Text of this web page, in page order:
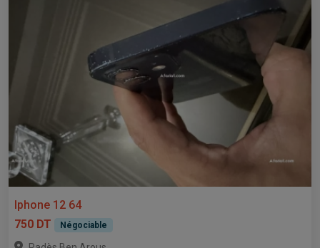
Iphone 12 64
750 DT
Négociable